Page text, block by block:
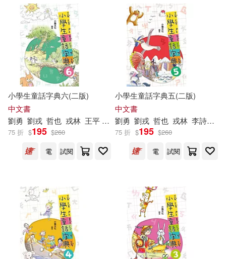
（漢）司馬遷(1)
（美）基蘭·塞蒂亞(1)
（美）艾莉森·高普尼克(1)
（英）大衛·埃德蒙茲(1)
（英）石川哲也(1)
小學生童話字典六(二版)
中文書
劉勇 劉戎 哲也 戎林 王平 馮艷
75 折 $195 $260
電
試閱
小學生童話字典五(二版)
中文書
劉勇 劉戎 哲也 戎林 李詩鵬工作室
75 折 $195 $260
電
試閱